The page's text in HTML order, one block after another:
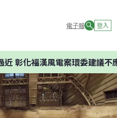
電子報 登入
漢風電案環委建議不應開發